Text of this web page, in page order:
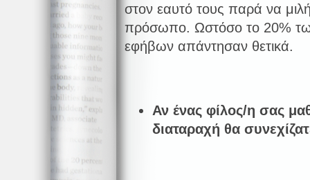
στον εαυτό τους παρά να
πρόσωπο. Ωστόσο το 20%
εφήβων απάντησαν θετικά.
Αν ένας φίλος/η σας
διαταραχή θα